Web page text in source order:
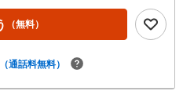
（無料）
（通話料無料）